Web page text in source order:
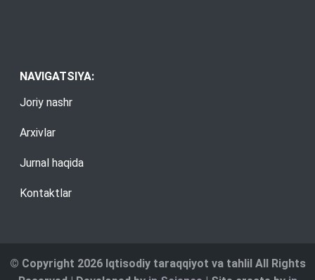
NAVIGATSIYA:
Joriy nashr
Arxivlar
Jurnal haqida
Kontaktlar
© Copyright 2026 Iqtisodiy taraqqiyot va tahlil All Rights